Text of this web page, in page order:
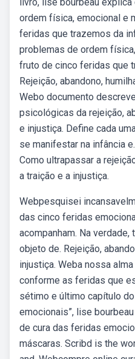
ordem física, emocional e
feridas que trazemos da
problemas de ordem
fruto de cinco feridas que
Rejeição, abandono,
Webo documento
psicológicas da rejeição,
e injustiça. Define cada
se manifestar na infância
Como ultrapassar a
a traição e a injustiça.
Webpesquisei
das cinco feridas
acompanham. Na
objeto de. Rejeição,
injustiça. Weba nossa
conforme as feridas que
sétimo e último capítulo
emocionais”, lise
de cura das feridas
máscaras. Scribd is the